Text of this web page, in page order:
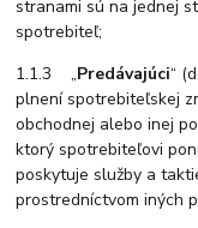
stranami sú na jednej
spotrebiteľ;
1.1.3 „Predávajúci“
plnení spotrebiteľskej
obchodnej alebo inej
ktorý spotrebiteľovi
poskytuje služby a
prostredníctvom iných